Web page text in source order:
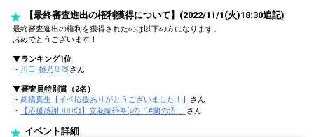
【最終審査進出の権利獲得について】(2022/11/1(火)18:30追記)
最終審査進出の権利を獲得されたのは以下の方になります。
おめでとうございます！
▼ランキング1位
・ 川口 桃乃🐰🍑さん
▼審査員特別賞（2名）
・ 高橋真生【イベ応援ありがとうございました！】 さん
・
【応援感謝🙇🏻‍♂️💞】立花蘭🧸𖤐⡱の「#蘭の沼 」 さん
イベント詳細